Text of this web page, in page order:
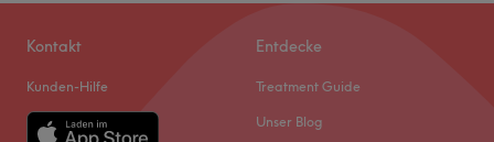
Kontakt
Kunden-Hilfe
Entdecke
Treatment Guide
Unser Blog